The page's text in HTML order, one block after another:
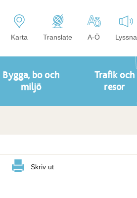
Karta Translate A-Ö Lyssna
Bygga, bo och
miljö
Trafik och
resor
Skriv ut